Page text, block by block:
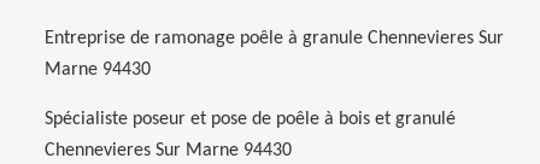
Entreprise de ramonage poêle à granule Chennevieres Sur
Marne 94430
Spécialiste poseur et pose de poêle à bois et granulé
Chennevieres Sur Marne 94430